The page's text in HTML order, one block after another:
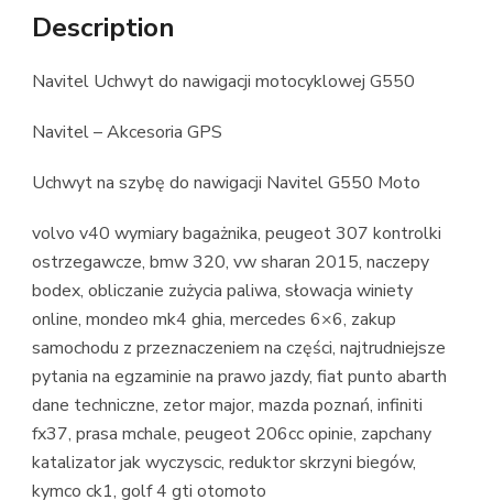
Description
Navitel Uchwyt do nawigacji motocyklowej G550
Navitel – Akcesoria GPS
Uchwyt na szybę do nawigacji Navitel G550 Moto
volvo v40 wymiary bagażnika, peugeot 307 kontrolki
ostrzegawcze, bmw 320, vw sharan 2015, naczepy
bodex, obliczanie zużycia paliwa, słowacja winiety
online, mondeo mk4 ghia, mercedes 6×6, zakup
samochodu z przeznaczeniem na części, najtrudniejsze
pytania na egzaminie na prawo jazdy, fiat punto abarth
dane techniczne, zetor major, mazda poznań, infiniti
fx37, prasa mchale, peugeot 206cc opinie, zapchany
katalizator jak wyczyscic, reduktor skrzyni biegów,
kymco ck1, golf 4 gti otomoto